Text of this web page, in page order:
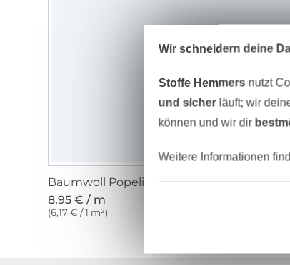
Baumwoll Popeline sand
8,95 € / m
(6,17 € / 1 m²)
Wir schneidern deine
Stoffe Hemmers nutzt
und sicherläuft; wir
können und wir dir
Weitere Informationen